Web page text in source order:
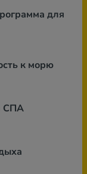
для
к морю
СПА